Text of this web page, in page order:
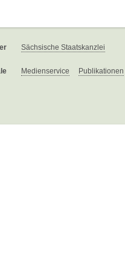
Sächsische Staatskanzlei
Medienservice Publikationen